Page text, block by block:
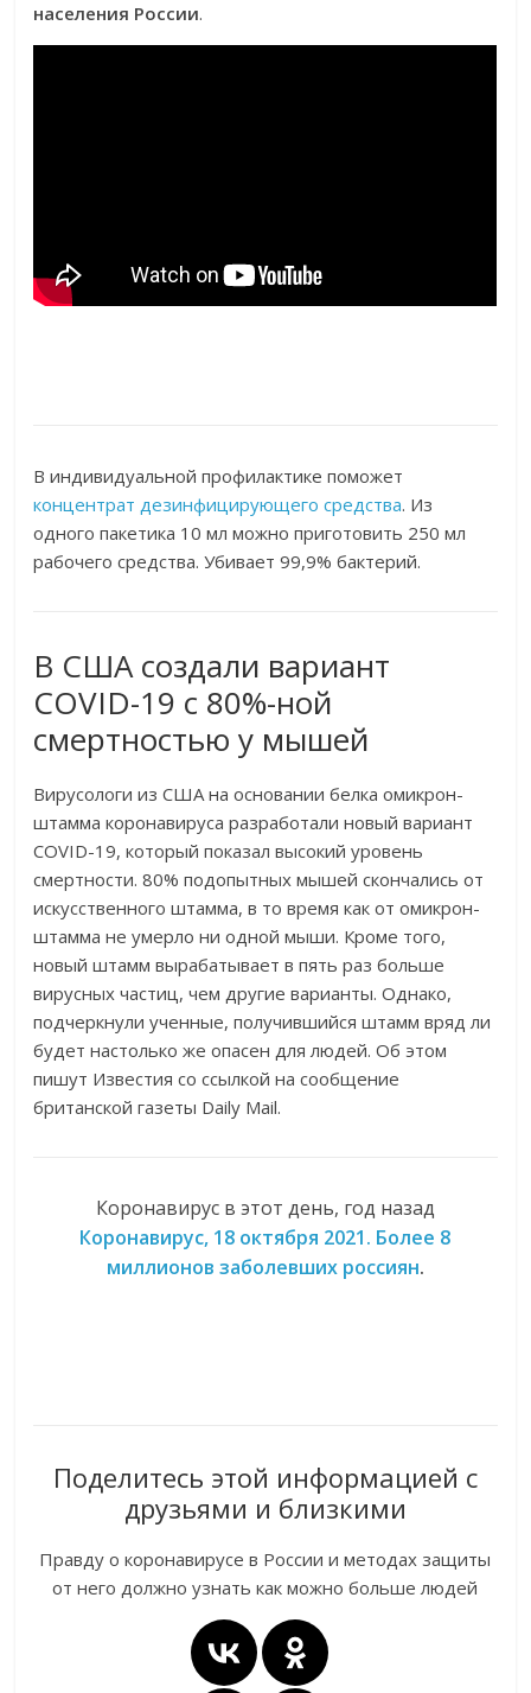
населения России.
В индивидуальной профилактике поможет
концентрат дезинфицирующего средства. Из
одного пакетика 10 мл можно приготовить 250 мл
рабочего средства. Убивает 99,9% бактерий.
В США создали вариант
COVID-19 с 80%-ной
смертностью у мышей
Вирусологи из США на основании белка омикрон-
штамма коронавируса разработали новый вариант
COVID-19, который показал высокий уровень
смертности. 80% подопытных мышей скончались от
искусственного штамма, в то время как от омикрон-
штамма не умерло ни одной мыши. Кроме того,
новый штамм вырабатывает в пять раз больше
вирусных частиц, чем другие варианты. Однако,
подчеркнули ученные, получившийся штамм вряд ли
будет настолько же опасен для людей. Об этом
пишут Известия со ссылкой на сообщение
британской газеты Daily Mail.
Коронавирус в этот день, год назад
Коронавирус, 18 октября 2021. Более 8
миллионов заболевших россиян.
Поделитесь этой информацией с
друзьями и близкими
Правду о коронавирусе в России и методах защиты
от него должно узнать как можно больше людей